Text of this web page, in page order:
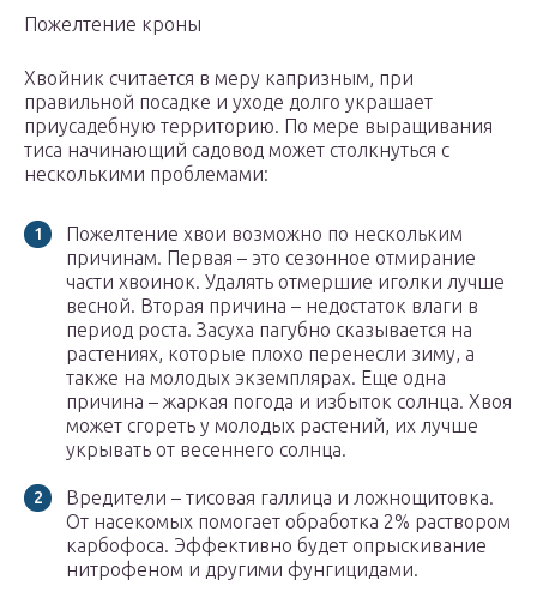
Пожелтение кроны
Хвойник считается в меру капризным, при
правильной посадке и уходе долго украшает
приусадебную территорию. По мере выращивания
тиса начинающий садовод может столкнуться с
несколькими проблемами:
Пожелтение хвои возможно по нескольким
причинам. Первая – это сезонное отмирание
части хвоинок. Удалять отмершие иголки лучше
весной. Вторая причина – недостаток влаги в
период роста. Засуха пагубно сказывается на
растениях, которые плохо перенесли зиму, а
также на молодых экземплярах. Еще одна
причина – жаркая погода и избыток солнца. Хвоя
может сгореть у молодых растений, их лучше
укрывать от весеннего солнца.
Вредители – тисовая галлица и ложнощитовка.
От насекомых помогает обработка 2% раствором
карбофоса. Эффективно будет опрыскивание
нитрофеном и другими фунгицидами.